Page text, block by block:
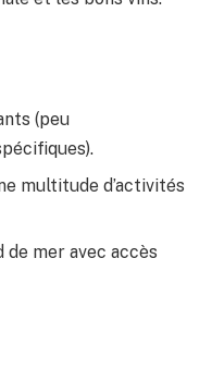
(peu
multitude d’activités
mer avec accès